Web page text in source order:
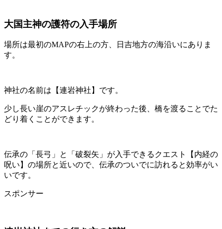
大国主神の護符の入手場所
場所は最初のMAPの右上の方、日吉地方の海沿いにありま
す。
神社の名前は【連岩神社】です。
少し長い崖のアスレチックが終わった後、橋を渡ることでた
どり着くことができます。
伝承の「長弓」と「破裂矢」が入手できるクエスト【内経の
呪い】の場所と近いので、伝承のついでに訪れると効率がい
いです。
スポンサー